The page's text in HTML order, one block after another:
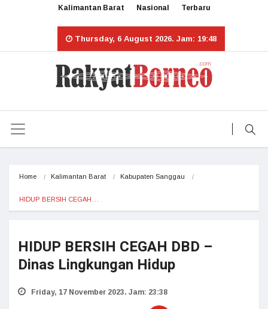
Kalimantan Barat Nasional Terbaru
Thursday, 6 August 2026. Jam: 19:48
Home Kalimantan Barat Kabupaten Sanggau
HIDUP BERSIH CEGAH…
HIDUP BERSIH CEGAH DBD –
Dinas Lingkungan Hidup
Friday, 17 November 2023. Jam: 23:38